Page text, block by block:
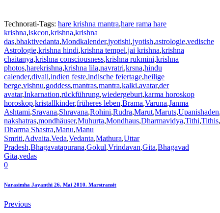
Technorati-Tags: hare krishna mantra,hare rama hare
krishna,iskcon,krishna,krishna
das,bhaktivedanta,Mondkalender,jyotishi,jyotish,astrologie,vedische
Astrologie,krishna hindi,krishna tempel,jai krishna,krishna
chaitanya,krishna consciousness,krishna rukmini,krishna
photos,harekrishna,krishna lila,navratri,krsna,hindu
calender,divali,indien feste,indische feiertage,heilige
berge,vishnu,goddess,mantras,mantra,kalki,avatar,der
avatar,Inkarnation,rückführung,wiedergeburt,karma horoskop
horoskop,kristallkinder,früheres leben,Brama,Varuna,Janma
Ashtami,Sravana,Shravana,Rohini,Rudra,Marut,Maruts,Upanishaden
nakshatras,mondhäuser,Muhurta,Mondhaus,Dharmavidya,Tithi,Tithis,
Dharma Shastra,Manu,Manu
Smriti,Advaita,Veda,Vedanta,Mathura,Uttar
Pradesh,Bhagavatapurana,Gokul,Vrindavan,Gita,Bhagavad
Gita,vedas
0
Narasimha Jayanthi 26. Mai 2010. Marstransit
Previous